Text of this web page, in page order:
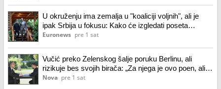
U okruženju ima zemalja u "koaliciji voljnih", ali je
ipak Srbija u fokusu: Kako će izgledati poseta
Zelenskog Beogradu?
Euronews pre 1 sat
Vučić preko Zelenskog šalje poruku Berlinu, ali
rizikuje bes svojih birača: „Za njega je ovo poen, ali i
ozbiljan minus“
Nova pre 1 sat